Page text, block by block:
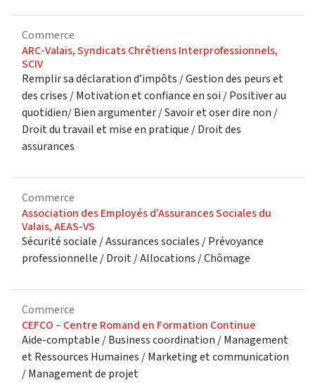
Commerce
ARC-Valais, Syndicats Chrétiens Interprofessionnels,
SCIV
Remplir sa déclaration d’impôts / Gestion des peurs et
des crises / Motivation et confiance en soi / Positiver au
quotidien/ Bien argumenter / Savoir et oser dire non /
Droit du travail et mise en pratique / Droit des
assurances
Commerce
Association des Employés d’Assurances Sociales du
Valais, AEAS-VS
Sécurité sociale / Assurances sociales / Prévoyance
professionnelle / Droit / Allocations / Chômage
Commerce
CEFCO – Centre Romand en Formation Continue
Aide-comptable / Business coordination / Management
et Ressources Humaines / Marketing et communication
/ Management de projet